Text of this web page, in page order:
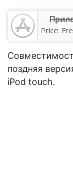
Price:
поздняя
iPod touch.